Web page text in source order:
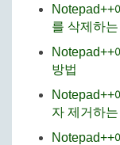
Notepad++
를 삭제하
Notepad++
방법
Notepad++
자 제거하
Notepad++